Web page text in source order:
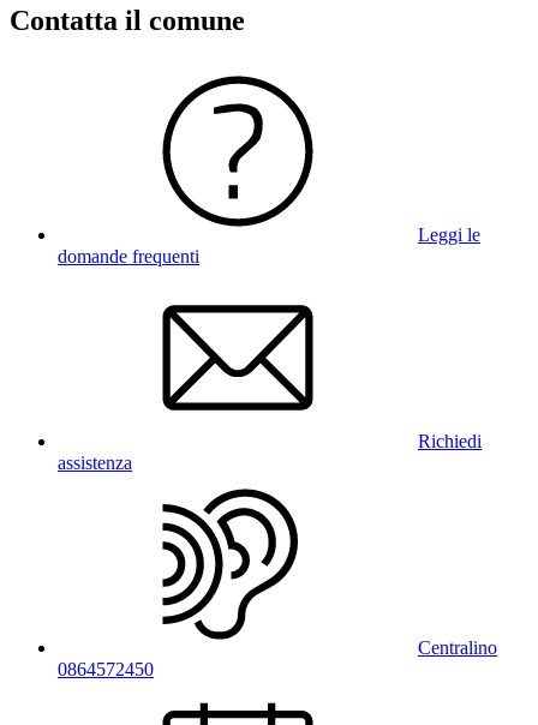
Contatta il comune
Leggi le
domande frequenti
Richiedi
assistenza
Centralino
0864572450